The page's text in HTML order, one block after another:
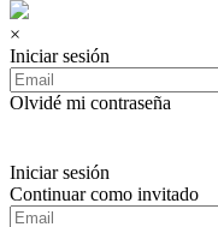
×
Iniciar sesión
Olvidé mi contraseña
Iniciar sesión
Continuar como invitado